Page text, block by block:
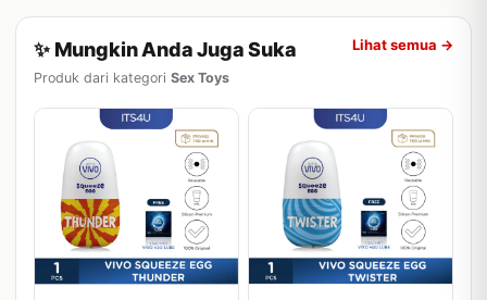
✨ Mungkin Anda Juga Suka
Produk dari kategori Sex Toys
Lihat semua →